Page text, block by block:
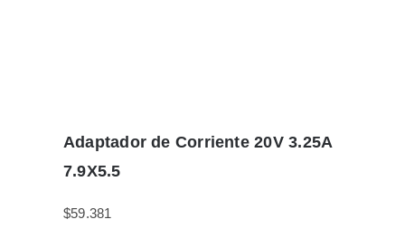
Adaptador de Corriente 20V 3.25A
7.9X5.5
$59.381